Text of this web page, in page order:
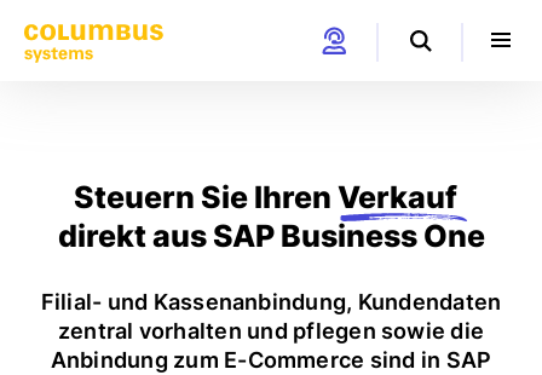
Steuern Sie Ihren Verkauf
direkt aus SAP Business One
Filial- und Kassenanbindung, Kundendaten
zentral vorhalten und pflegen sowie die
Anbindung zum E-Commerce sind in SAP